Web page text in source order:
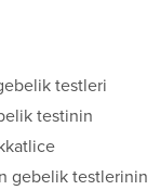
testleri
testinin
gebelik testlerinin